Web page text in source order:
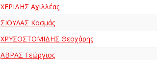
ΧΕΡΙΔΗΣ Αχιλλέας
ΣΙΟΥΛΑΣ Κοσμάς
ΧΡΥΣΟΣΤΟΜΙΔΗΣ Θεοχάρης
ΑΒΡΑΣ Γεώργιος